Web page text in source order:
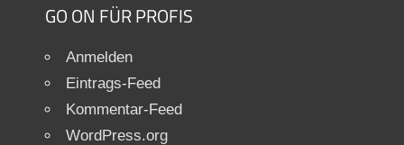
GO ON FÜR PROFIS
Anmelden
Eintrags-Feed
Kommentar-Feed
WordPress.org